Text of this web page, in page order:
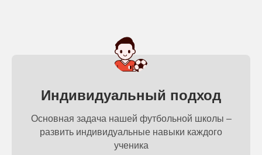
Индивидуальный подход
Основная задача нашей футбольной школы –
развить индивидуальные навыки каждого
ученика